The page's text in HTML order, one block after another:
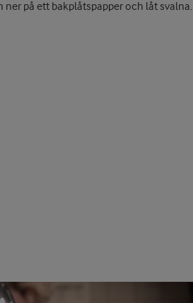
ner på ett bakplåtspapper och låt svalna.